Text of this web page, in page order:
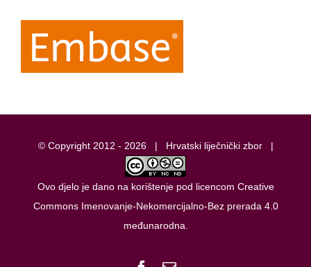
© Copyright 2012 - 2026 | Hrvatski liječnički zbor|
Ovo djelo je dano na korištenje pod licencom Creative
Commons Imenovanje-Nekomercijalno-Bez prerada 4.0
međunarodna